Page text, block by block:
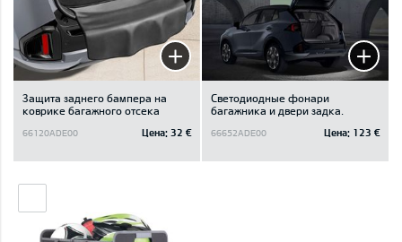
Защита заднего бампера на
коврике багажного отсека
66120ADE00 Цена: 32 €
Светодиодные фонари
багажника и двери задка.
66652ADE00 Цена: 123 €